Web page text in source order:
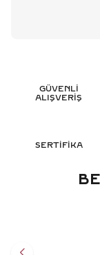
GÜVENLİ
ALIŞVERİŞ
SERTİFİKA